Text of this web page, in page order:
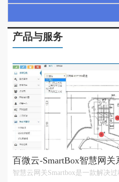
产品与服务
百微云-SmartBox智慧网关
智慧云网关Smartbox是一款解决